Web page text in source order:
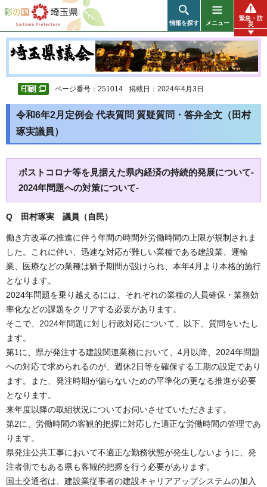
彩の国 埼玉県
情報を探す メニュー
緊急・防
災
ページ番号：251014 掲載日：2024年4月3日
令和6年2月定例会 代表質問 質疑質問・答弁全文（田村
琢実議員）
ポストコロナ等を見据えた県内経済の持続的発展について-
2024年問題への対策について-
Q 田村琢実 議員（自民）
働き方改革の推進に伴う年間の時間外労働時間の上限が規制されま
した。これに伴い、迅速な対応が難しい業種である建設業、運輸
業、医療などの業種は猶予期間が設けられ、本年4月より本格的施行
となります。
2024年問題を乗り越えるには、それぞれの業種の人員確保・業務効
率化などの課題をクリアする必要があります。
そこで、2024年問題に対し行政対応について、以下、質問をいたし
ます。
第1に、県が発注する建設関連業務において、4月以降、2024年問題
への対応で求められるのが、週休2日等を確保する工期の設定であり
ます。また、発注時期が偏らないための平準化の更なる推進が必要
となります。
来年度以降の取組状況についてお伺いさせていただきます。
第2に、労働時間の客観的把握に対応した適正な労働時間の管理であ
ります。
県発注公共工事において不適正な勤務状態が発生しないように、発
注者側でもある県も客観的把握を行う必要があります。
国土交通省は、建設業従事者の建設キャリアアップシステムの加入